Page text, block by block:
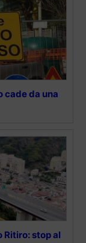
cade da una
Ritiro: stop al